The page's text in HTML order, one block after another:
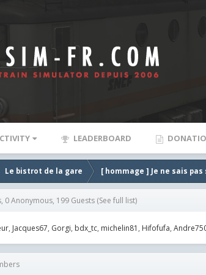
LEADERBOARD
Le bistrot de la gare [ hommage ] Je ne sais
0 Anonymous, 199 Guests (See full list)
Jacques67 Gorgi bdx_tc michelin81 Hifofufa